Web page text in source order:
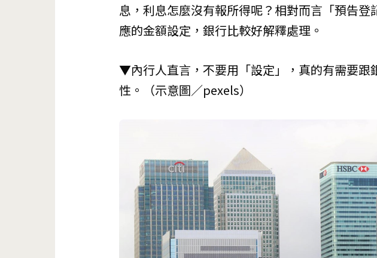
息，利息怎麼沒有報所得呢？相對而言「預告登
應的金額設定，銀行比較好解釋處理。
▼內行人直言，不要用「設定」，真的有需要跟
性。（示意圖／pexels）